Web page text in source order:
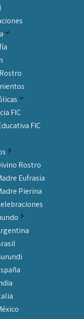
FIC
FIC
Rostro
Eufrasia
Pierina